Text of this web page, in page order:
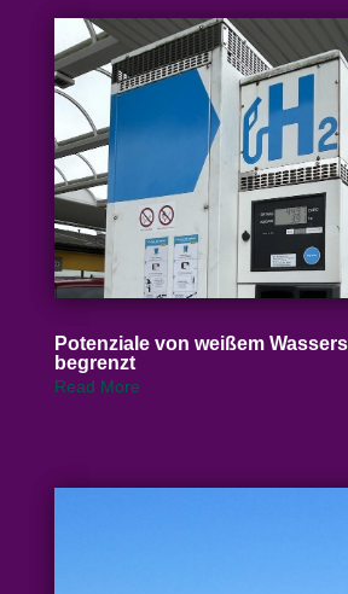
Poten­ziale von weißem
begrenzt
Read More